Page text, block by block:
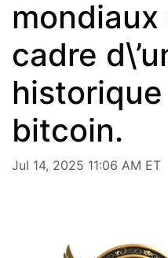
mondiaux
cadre
bitcoin.
Jul 14, 2025 11:06 AM ET